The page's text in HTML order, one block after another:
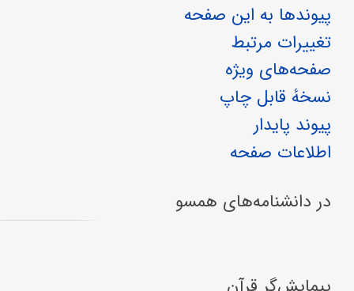
پیوندها به این صفحه
تغییرات مرتبط
صفحه‌های ویژه
نسخهٔ قابل چاپ
پیوند پایدار
اطلاعات صفحه
در دانشنامه‌های همسو